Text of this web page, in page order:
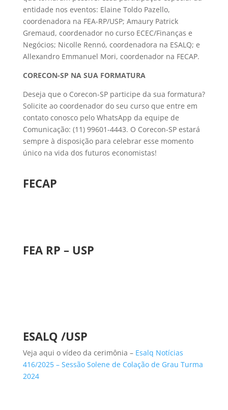
entidade nos eventos: Elaine Toldo Pazello,
coordenadora na FEA-RP/USP; Amaury Patrick
Gremaud, coordenador no curso ECEC/Finanças e
Negócios; Nicolle Rennó, coordenadora na ESALQ; e
Allexandro Emmanuel Mori, coordenador na FECAP.
CORECON-SP NA SUA FORMATURA
Deseja que o Corecon-SP participe da sua formatura?
Solicite ao coordenador do seu curso que entre em
contato conosco pelo WhatsApp da equipe de
Comunicação: (11) 99601-4443. O Corecon-SP estará
sempre à disposição para celebrar esse momento
único na vida dos futuros economistas!
FECAP
FEA RP – USP
ESALQ /USP
Veja aqui o vídeo da cerimônia – Esalq Notícias
416/2025 – Sessão Solene de Colação de Grau Turma
2024